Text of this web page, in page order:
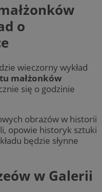
o
wieczorny wykład
małżonków
się o godzinie
obrazów w historii
opowie historyk sztuki
będzie słynne
w Galerii